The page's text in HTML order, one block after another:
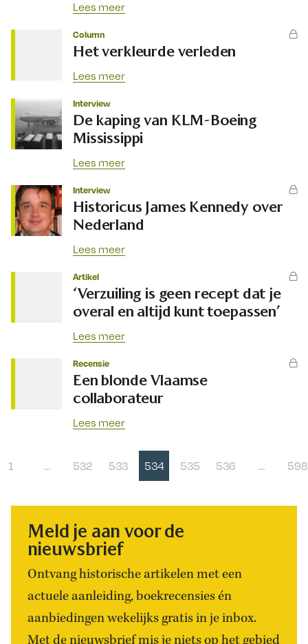
Lees meer
Column
Het verkleurde verleden
Lees meer
Interview
De kaping van KLM-Boeing
Mississippi
Lees meer
Interview
Historicus James Kennedy over
Nederland
Lees meer
Artikel
‘Verzuiling is geen recept dat je
overal en altijd kunt toepassen’
Lees meer
Recensie
Een blonde Vlaamse
collaborateur
Lees meer
1 … 532 533 534 535 536 … 598
Meld je aan voor de
nieuwsbrief
Ontvang historische artikelen met een
actuele aanleiding, boekrecensies én
aanbiedingen wekelijks gratis in je inbox.